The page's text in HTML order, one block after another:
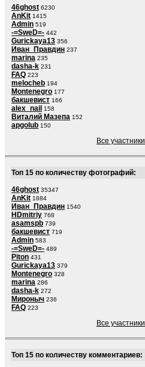
46ghost 6230
AnKit 1415
Admin 519
-=SweD=- 442
Gurickaya13 356
Иван_Правдин 237
marina 235
dasha-k 231
FAQ 223
melocheb 194
Montenegro 177
бакшевист 166
alex_nail 158
Виталий Мазепа 152
apgolub 150
Все участники
Топ 15 по количеству фотографий:
46ghost 35347
AnKit 1884
Иван_Правдин 1540
HDmitriy 768
asamspb 739
бакшевист 719
Admin 583
-=SweD=- 489
Piton 431
Gurickaya13 379
Montenegro 328
marina 286
dasha-k 272
Мироныч 236
FAQ 223
Все участники
Топ 15 по количеству комментариев: